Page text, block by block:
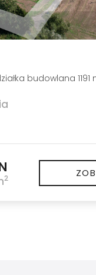
budowlana 1191
2